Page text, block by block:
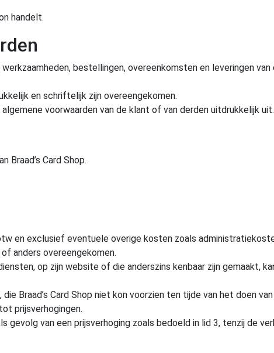
handelt.
bestellingen, overeenkomsten en leveringen
en schriftelijk zijn overeengekomen.
voorwaarden van de klant of van derden uitdrukkelijk uit.
Braad’s Card Shop.
en exclusief eventuele overige kosten zoals
anders overeengekomen.
op zijn website of die anderszins kenbaar zijn gemaakt,
Braad’s Card Shop niet kon voorzien ten tijde van het doen
prijsverhogingen.
van een prijsverhoging zoals bedoeld in lid 3, tenzij de